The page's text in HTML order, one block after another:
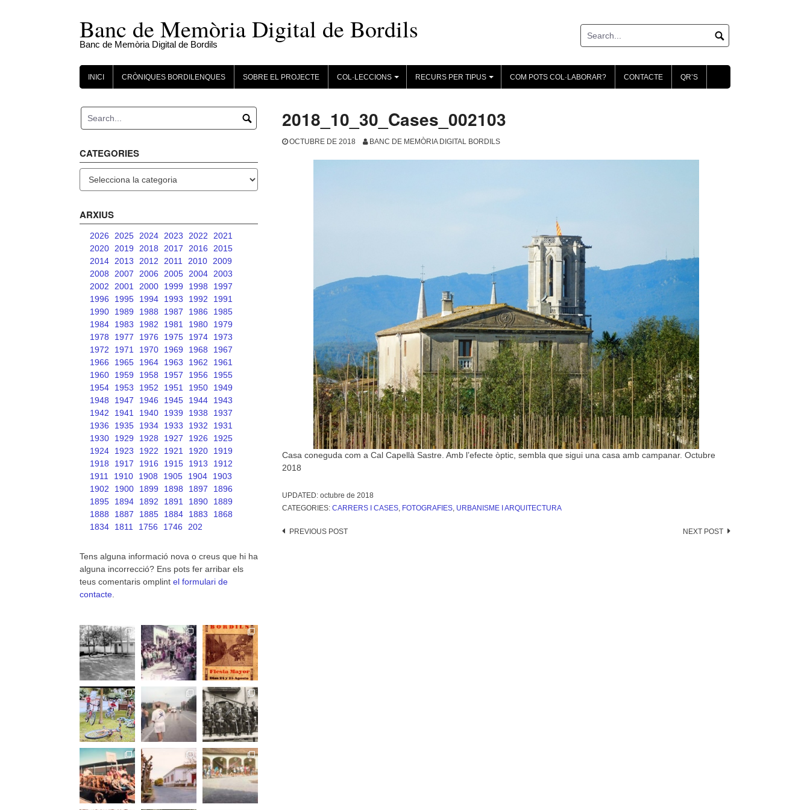
Banc de Memòria Digital de Bordils
Banc de Memòria Digital de Bordils
INICI CRÒNIQUES BORDILENQUES SOBRE EL PROJECTE
+
COL·LECCIONS
+
RECURS PER TIPUS COM POTS COL·LABORAR? CONTACTE QR’S
2018_10_30_Cases_002103
OCTUBRE DE 2018 BANC DE MEMÒRIA DIGITAL BORDILS
Casa coneguda com a Cal Capellà Sastre. Amb l’efecte òptic, sembla que sigui una casa amb campanar. Octubre
2018
UPDATED: octubre de 2018
CATEGORIES: CARRERS I CASES, FOTOGRAFIES, URBANISME I ARQUITECTURA
Post
PREVIOUS POST NEXT POST
CATEGORIES
ARXIUS
2026 2025 2024 2023 2022
2021
2020
2019 2018 2017 2016
2015
2014
2013 2012 2011 2010
2009
2008
2007 2006 2005 2004
2003
2002
2001 2000 1999 1998
1997
1996
1995 1994 1993 1992
1991
1990
1989 1988 1987 1986
1985
1984
1983 1982 1981 1980
1979
1978
1977 1976 1975 1974
1973
1972
1971 1970 1969 1968
1967
1966
1965 1964 1963 1962
1961
1960
1959 1958 1957 1956
1955
1954
1953 1952 1951 1950
1949
1948
1947 1946 1945 1944
1943
1942
1941 1940 1939 1938
1937
1936
1935 1934 1933 1932
1931
1930
1929 1928 1927 1926
1925
1924
1923 1922 1921 1920
1919
1918
1917 1916 1915 1913
1912
1911
1910 1908 1905 1904
1903
1902
1900 1899 1898 1897
1896
1895
1894 1892 1891 1890
1889
1888
1887 1885 1884 1883
1868
1834
1811 1756 1746 202
Tens alguna informació nova o creus que hi ha
alguna incorrecció? Ens pots fer arribar els
teus comentaris omplint el formulari de
contacte